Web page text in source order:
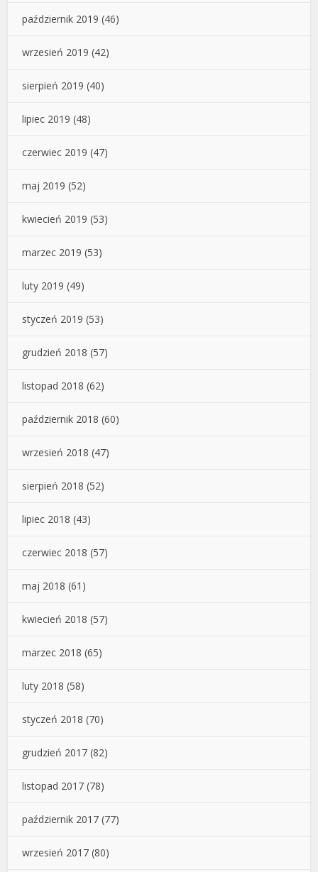
październik 2019 (46)
wrzesień 2019 (42)
sierpień 2019 (40)
lipiec 2019 (48)
czerwiec 2019 (47)
maj 2019 (52)
kwiecień 2019 (53)
marzec 2019 (53)
luty 2019 (49)
styczeń 2019 (53)
grudzień 2018 (57)
listopad 2018 (62)
październik 2018 (60)
wrzesień 2018 (47)
sierpień 2018 (52)
lipiec 2018 (43)
czerwiec 2018 (57)
maj 2018 (61)
kwiecień 2018 (57)
marzec 2018 (65)
luty 2018 (58)
styczeń 2018 (70)
grudzień 2017 (82)
listopad 2017 (78)
październik 2017 (77)
wrzesień 2017 (80)